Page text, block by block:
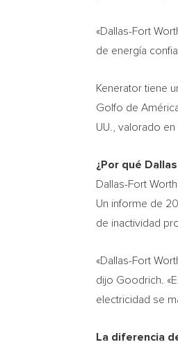
«Dallas-Fort
de energía
Kenerator tiene
Golfo de
UU., valorado
¿Por qué
Dallas-Fort Worth
Un informe de
de inactividad
«Dallas-Fort
dijo Goodrich.
electricidad se
La diferencia